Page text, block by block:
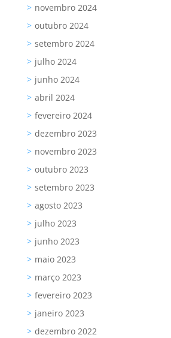
novembro 2024
outubro 2024
setembro 2024
julho 2024
junho 2024
abril 2024
fevereiro 2024
dezembro 2023
novembro 2023
outubro 2023
setembro 2023
agosto 2023
julho 2023
junho 2023
maio 2023
março 2023
fevereiro 2023
janeiro 2023
dezembro 2022